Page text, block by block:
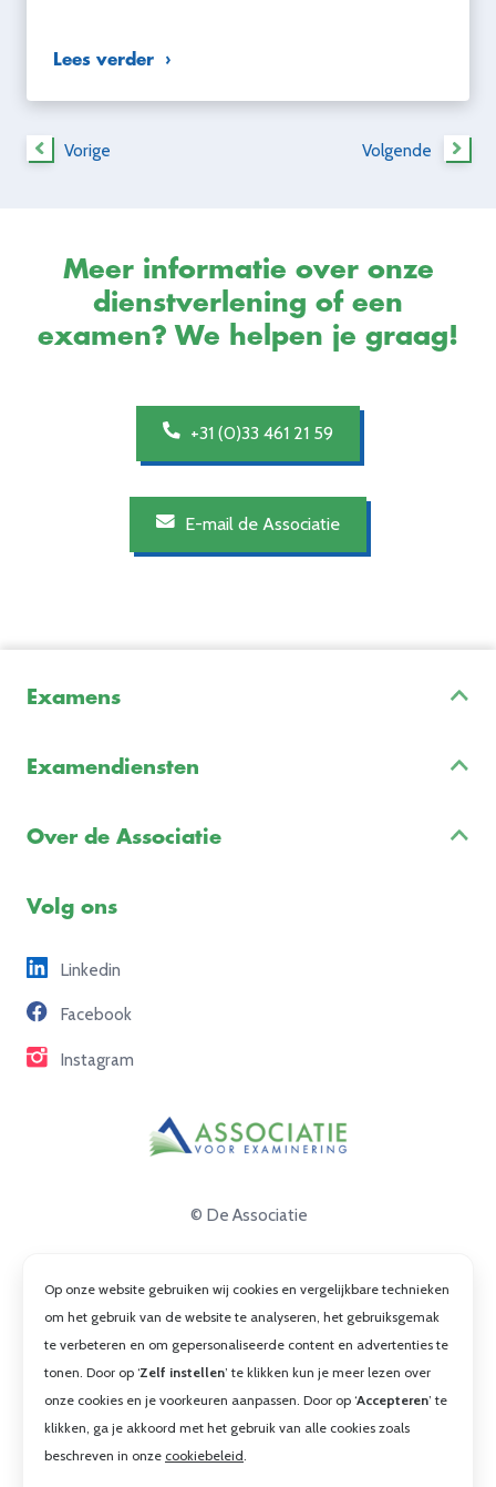
Lees verder
Vorige Volgende
Meer informatie over onze
dienstverlening of een
examen? We helpen je graag!
+31 (0)33 461 21 59
E-mail de Associatie
Examens
Examenreglement
Examendiensten
Over de Associatie
Freelance opdrachten
Partners
Contact
Volg ons
Linkedin
Facebook
Instagram
© De Associatie
Cookies
Algemene voorwaarden
Op onze website gebruiken wij cookies en vergelijkbare technieken
om het gebruik van de website te analyseren, het gebruiksgemak
te verbeteren en om gepersonaliseerde content en advertenties te
tonen. Door op ‘Zelf instellen’ te klikken kun je meer lezen over
onze cookies en je voorkeuren aanpassen. Door op ‘Accepteren’ te
klikken, ga je akkoord met het gebruik van alle cookies zoals
beschreven in onze cookiebeleid.